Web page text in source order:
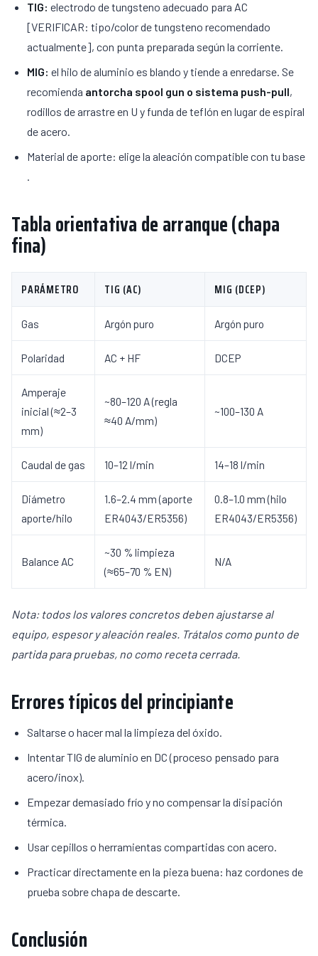
TIG: electrodo de tungsteno adecuado para AC
[VERIFICAR: tipo/color de tungsteno recomendado
actualmente], con punta preparada según la corriente.
MIG: el hilo de aluminio es blando y tiende a enredarse. Se
recomienda antorcha spool gun o sistema push-pull,
rodillos de arrastre en U y funda de teflón en lugar de espiral
de acero.
Material de aporte: elige la aleación compatible con tu base
.
Tabla orientativa de arranque (chapa
fina)
PARÁMETRO TIG (AC) MIG (DCEP)
Gas Argón puro Argón puro
Polaridad AC + HF DCEP
Amperaje
inicial (≈2–3
mm)
~80–120 A (regla
≈40 A/mm)
~100–130 A
Caudal de gas 10–12 l/min 14–18 l/min
Diámetro
aporte/hilo
1.6–2.4 mm (aporte
ER4043/ER5356)
0.8–1.0 mm (hilo
ER4043/ER5356)
Balance AC
~30 % limpieza
(≈65–70 % EN)
N/A
Nota: todos los valores concretos deben ajustarse al
equipo, espesor y aleación reales. Trátalos como punto de
partida para pruebas, no como receta cerrada.
Errores típicos del principiante
Saltarse o hacer mal la limpieza del óxido.
Intentar TIG de aluminio en DC (proceso pensado para
acero/inox).
Empezar demasiado frío y no compensar la disipación
térmica.
Usar cepillos o herramientas compartidas con acero.
Practicar directamente en la pieza buena: haz cordones de
prueba sobre chapa de descarte.
Conclusión